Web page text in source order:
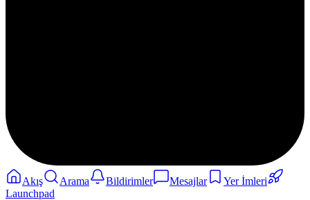
Akış Arama Bildirimler Mesajlar
Yer İmleri
Launchpad